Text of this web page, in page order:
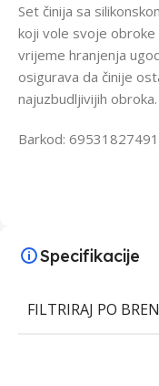
Set činija sa
koji vole svoje obroke
vrijeme hranjenja
osigurava da činije
najuzbudljivijih obroka.
Barkod:
Specifikacije
FILTRIRAJ PO